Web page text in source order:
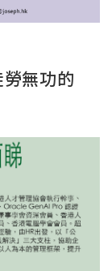
無功的